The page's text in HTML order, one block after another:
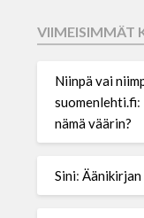
VIIMEISIMMÄT
Niinpä vai
suomenlehti.fi:
nämä väärin?
Sini: